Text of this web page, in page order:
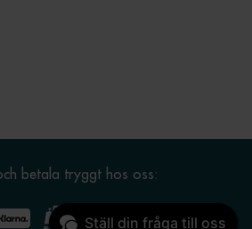
betala tryggt hos oss:
Ställ din fråga till oss